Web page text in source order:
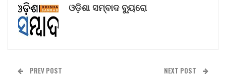
ଓଡ଼ିଶା ସମ୍ବାଦ ବ୍ୟୁରୋ
PREV POST NEXT POST